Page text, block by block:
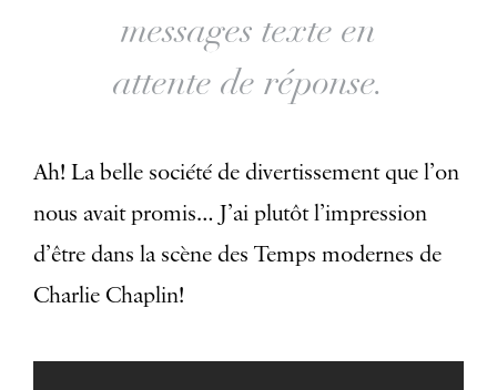
messages texte en
attente de réponse.
Ah! La belle société de divertissement que l’on
nous avait promis… J’ai plutôt l’impression
d’être dans la scène des Temps modernes de
Charlie Chaplin!